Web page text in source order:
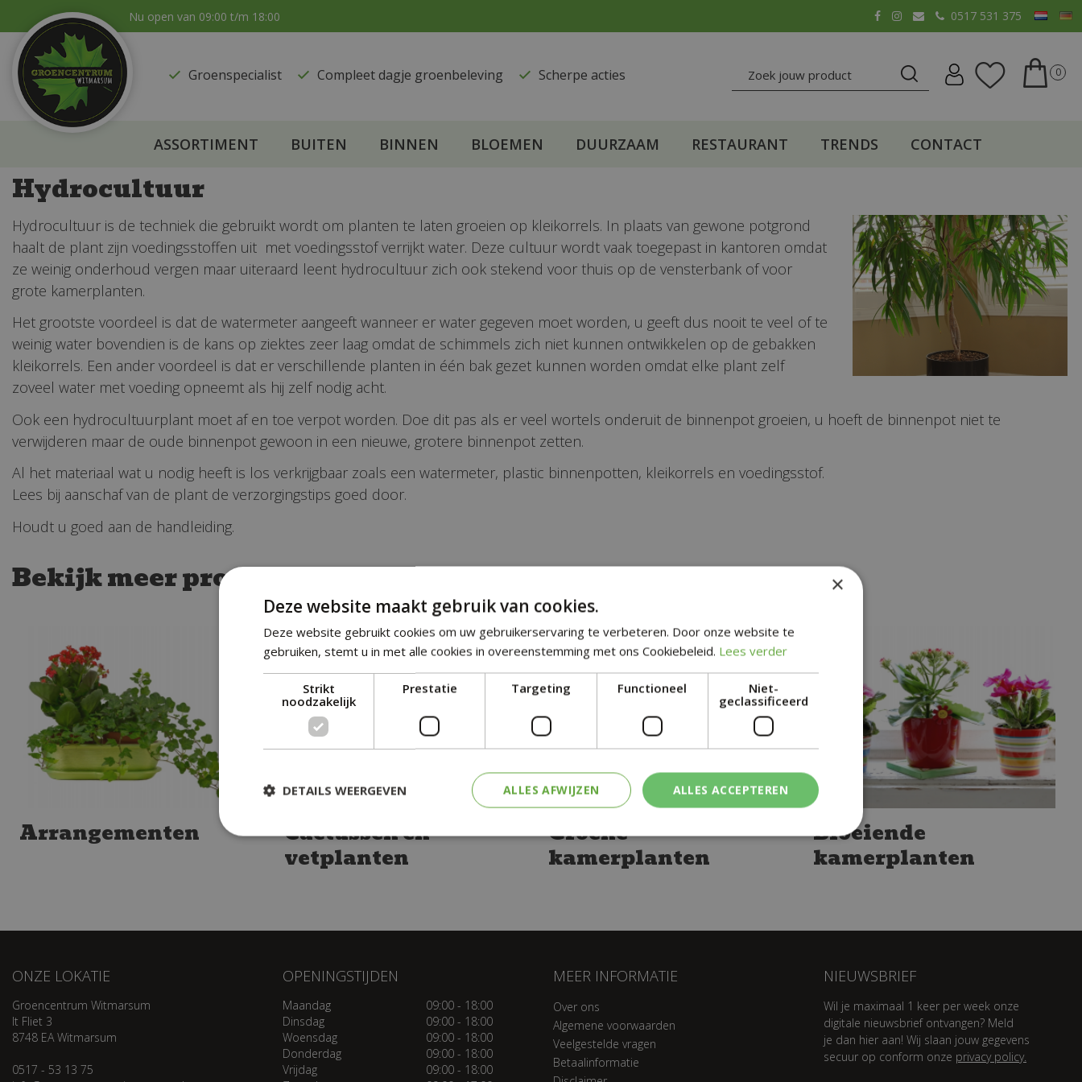
naar
content
Nu open van 09:00 t/m 18:00 0517 531 375
Groenspecialist ​Compleet dagje groenbeleving ​Scherpe acties
ASSORTIMENT BUITEN BINNEN BLOEMEN DUURZAAM RESTAURANT TRENDS CONTACT
Hydrocultuur
Hydrocultuur is de techniek die gebruikt wordt om planten te laten groeien op kleikorrels. In plaats van gewone potgrond
haalt de plant zijn voedingsstoffen uit met voedingsstof verrijkt water. Deze cultuur wordt vaak toegepast in kantoren omdat
ze weinig onderhoud vergen maar uiteraard leent hydrocultuur zich ook stekend voor thuis op de vensterbank of voor
grote kamerplanten.
Het grootste voordeel is dat de watermeter aangeeft wanneer er water gegeven moet worden, u geeft dus nooit te veel of te
weinig water bovendien is de kans op ziektes zeer laag omdat de schimmels zich niet kunnen ontwikkelen op de gebakken
kleikorrels. Een ander voordeel is dat er verschillende planten in één bak gezet kunnen worden omdat elke plant zelf
zoveel water met voeding opneemt als hij zelf nodig acht.
Ook een hydrocultuurplant moet af en toe verpot worden. Doe dit pas als er veel wortels onderuit de binnenpot groeien, u hoeft de binnenpot niet te
verwijderen maar de oude binnenpot gewoon in een nieuwe, grotere binnenpot zetten.
Al het materiaal wat u nodig heeft is los verkrijgbaar zoals een watermeter, plastic binnenpotten, kleikorrels en voedingsstof.
Lees bij aanschaf van de plant de verzorgingstips goed door.
Houdt u goed aan de handleiding.
Bekijk meer productgroepen in de categorie Kamerplanten
Arrangementen Cactussen en
vetplanten
Groene
kamerplanten
Bloeiende
kamerplanten
ONZE LOKATIE
Groencentrum Witmarsum
It Fliet 3
8748 EA Witmarsum
0517 - 53 13 75
OPENINGSTIJDEN
Maandag
09:00 - 18:00
Dinsdag
09:00 - 18:00
Woensdag
09:00 - 18:00
Donderdag
09:00 - 18:00
Vrijdag
09:00 - 18:00
MEER INFORMATIE
Over ons
Algemene voorwaarden
Veelgestelde vragen
Betaalinformatie
NIEUWSBRIEF
Wil je maximaal 1 keer per week onze
digitale nieuwsbrief ontvangen? Meld
je dan hier aan! Wij slaan jouw gegevens
secuur op conform onze privacy policy.
×
Deze website maakt gebruik van cookies.
Deze website gebruikt cookies om uw gebruikerservaring te verbeteren. Door onze website te
gebruiken, stemt u in met alle cookies in overeenstemming met ons Cookiebeleid. Lees verder
Strikt
noodzakelijk
Prestatie Targeting Functioneel
Niet-
geclassificeerd
ALLES ACCEPTEREN
ALLES AFWIJZEN
DETAILS WEERGEVEN